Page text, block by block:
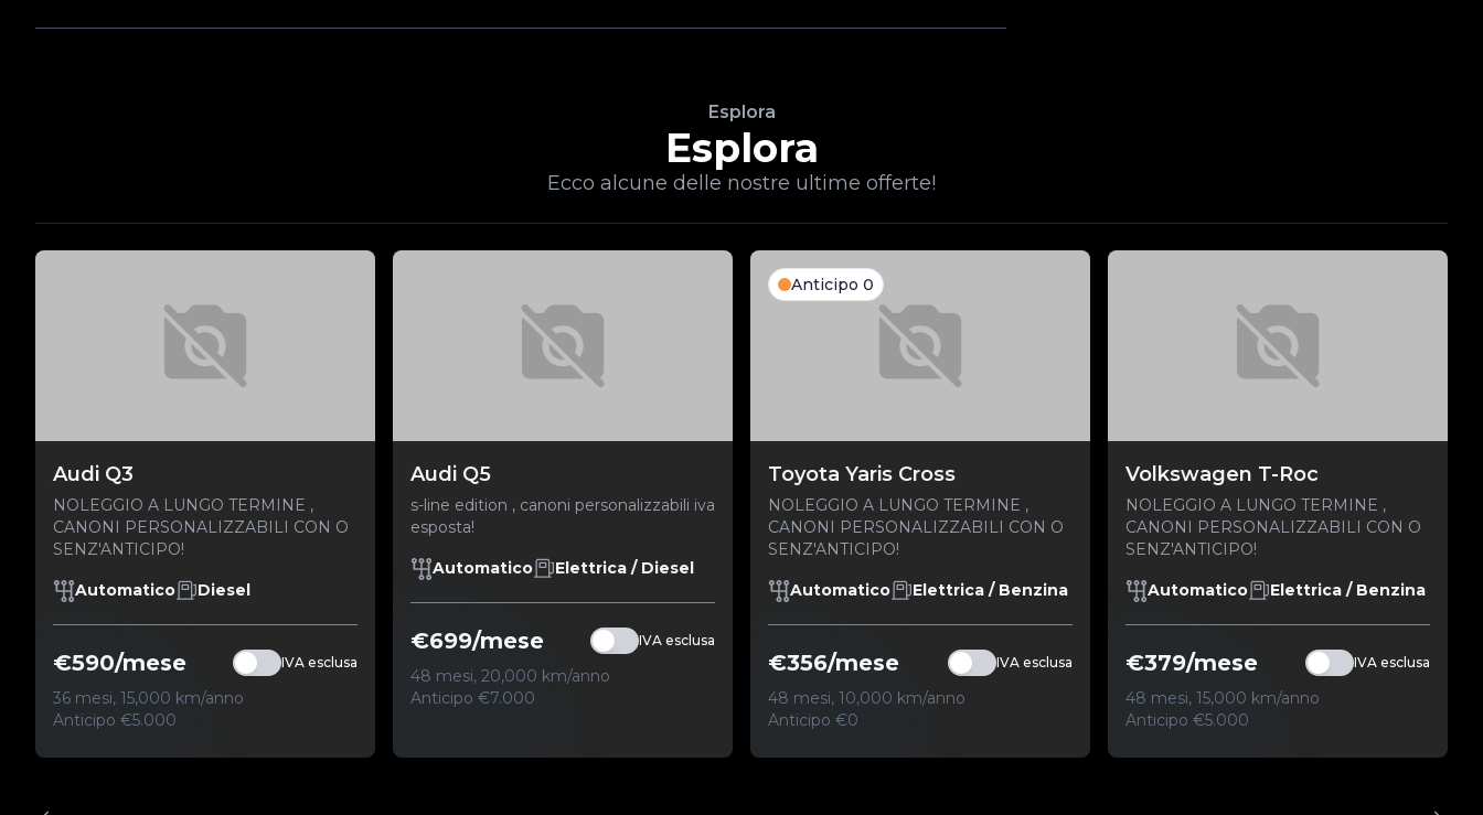
Esplora
Esplora
Ecco alcune delle nostre ultime offerte!
Audi Q3
NOLEGGIO A LUNGO TERMINE ,
CANONI PERSONALIZZABILI CON O
SENZ'ANTICIPO!
Automatico Diesel
€590/mese IVA esclusa
36 mesi, 15,000 km/anno
Anticipo €5.000
Audi Q5
s-line edition , canoni personalizzabili iva
esposta!
Automatico Elettrica / Diesel
€699/mese IVA esclusa
48 mesi, 20,000 km/anno
Anticipo €7.000
Anticipo 0
Toyota Yaris Cross
NOLEGGIO A LUNGO TERMINE ,
CANONI PERSONALIZZABILI CON O
SENZ'ANTICIPO!
Automatico Elettrica / Benzina
€356/mese IVA esclusa
48 mesi, 10,000 km/anno
Anticipo €0
Volkswagen T-Roc
NOLEGGIO A LUNGO TERMINE ,
CANONI PERSONALIZZABILI CON O
SENZ'ANTICIPO!
Automatico Elettrica / Benzina
€379/mese IVA esclusa
48 mesi, 15,000 km/anno
Anticipo €5.000